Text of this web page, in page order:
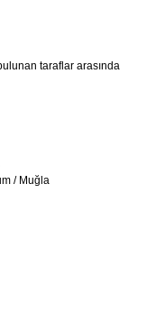
taraflar arasında
/ Muğla